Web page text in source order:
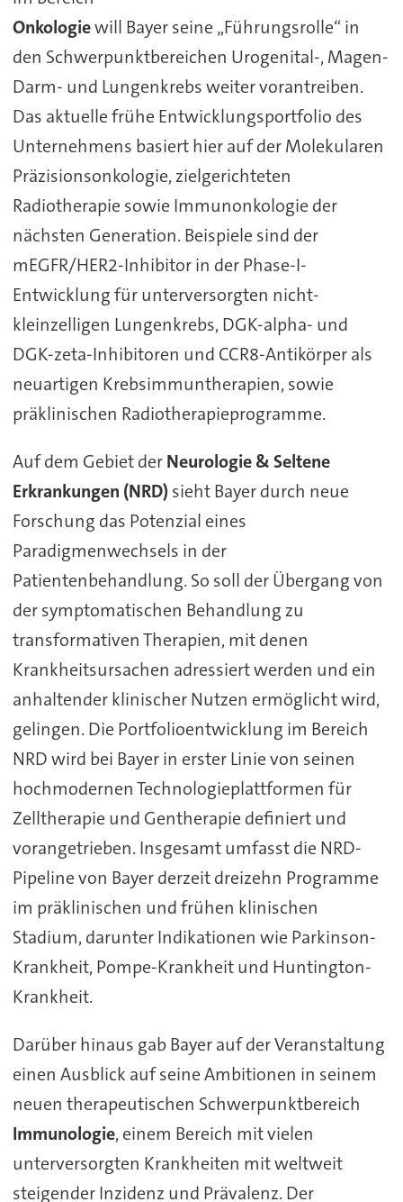
Onkologiewill Bayer seine „Führungsrolle“ in
den Schwerpunktbereichen Urogenital-, Magen-
Darm- und Lungenkrebs weiter vorantreiben.
Das aktuelle frühe Entwicklungsportfolio des
Unternehmens basiert hier auf der Molekularen
Präzisionsonkologie, zielgerichteten
Radiotherapie sowie Immunonkologie der
nächsten Generation. Beispiele sind der
mEGFR/HER2-Inhibitor in der Phase-I-
Entwicklung für unterversorgten nicht-
kleinzelligen Lungenkrebs, DGK-alpha- und
DGK-zeta-Inhibitoren und CCR8-Antikörper als
neuartigen Krebsimmuntherapien, sowie
präklinischen Radiotherapieprogramme.
Auf dem Gebiet derNeurologie & Seltene
Erkrankungen (NRD) sieht Bayer durch neue
Forschung das Potenzial eines
Paradigmenwechsels in der
Patientenbehandlung. So soll der Übergang von
der symptomatischen Behandlung zu
transformativen Therapien, mit denen
Krankheitsursachen adressiert werden und ein
anhaltender klinischer Nutzen ermöglicht wird,
gelingen. Die Portfolioentwicklung im Bereich
NRD wird bei Bayer in erster Linie von seinen
hochmodernen Technologieplattformen für
Zelltherapie und Gentherapie definiert und
vorangetrieben. Insgesamt umfasst die NRD-
Pipeline von Bayer derzeit dreizehn Programme
im präklinischen und frühen klinischen
Stadium, darunter Indikationen wie Parkinson-
Krankheit, Pompe-Krankheit und Huntington-
Krankheit.
Darüber hinaus gab Bayer auf der Veranstaltung
einen Ausblick auf seine Ambitionen in seinem
neuen therapeutischen Schwerpunktbereich
Immunologie, einem Bereich mit vielen
unterversorgten Krankheiten mit weltweit
steigender Inzidenz und Prävalenz. Der